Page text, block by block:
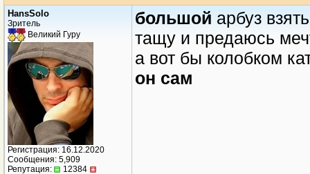
HansSolo
Зритель
Великий Гуру
Регистрация: 16.12.2020
Сообщения: 5,909
Репутация:
12384
большой арбуз
тащу и предаюсь
а вот бы колобком
он сам